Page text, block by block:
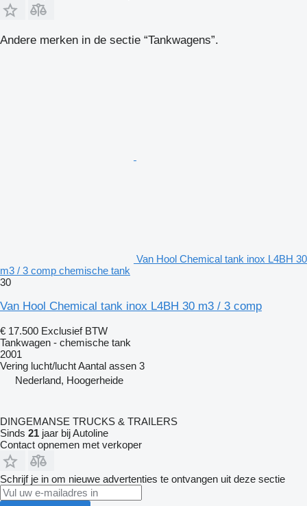
Andere merken in de sectie “Tankwagens”.
Van Hool Chemical tank inox L4BH 30
m3 / 3 comp chemische tank
30
Van Hool Chemical tank inox L4BH 30 m3 / 3 comp
€ 17.500 Exclusief BTW
Tankwagen - chemische tank
2001
Vering lucht/luchtAantal assen 3
Nederland, Hoogerheide
DINGEMANSE TRUCKS & TRAILERS
Sinds 21 jaar bij Autoline
Contact opnemen met verkoper
Schrijf je in om nieuwe advertenties te ontvangen uit deze sectie